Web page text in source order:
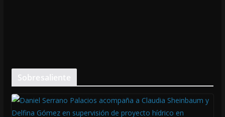
Sobresaliente